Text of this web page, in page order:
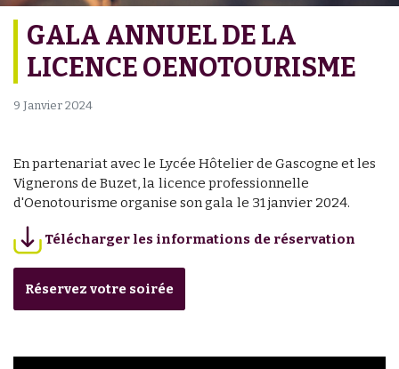
GALA ANNUEL DE LA
LICENCE OENOTOURISME
9 Janvier 2024
En partenariat avec le Lycée Hôtelier de Gascogne et les
Vignerons de Buzet, la licence professionnelle
d'Oenotourisme organise son gala le 31 janvier 2024.
Télécharger les informations de réservation
Réservez votre soirée